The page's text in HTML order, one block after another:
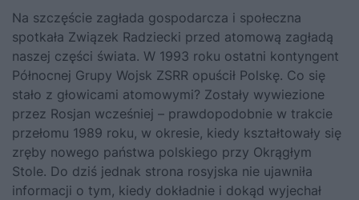
Na szczęście zagłada gospodarcza i społeczna
spotkała Związek Radziecki przed atomową zagładą
naszej części świata. W 1993 roku ostatni kontyngent
Północnej Grupy Wojsk ZSRR opuścił Polskę. Co się
stało z głowicami atomowymi? Zostały wywiezione
przez Rosjan wcześniej – prawdopodobnie w trakcie
przełomu 1989 roku, w okresie, kiedy kształtowały się
zręby nowego państwa polskiego przy Okrągłym
Stole. Do dziś jednak strona rosyjska nie ujawniła
informacji o tym, kiedy dokładnie i dokąd wyjechał